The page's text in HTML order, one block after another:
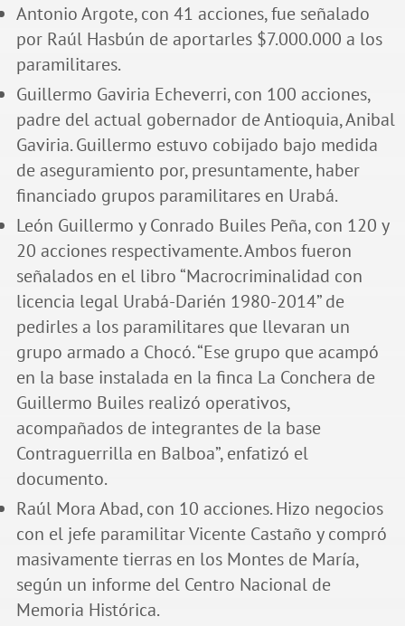
Antonio Argote, con 41 acciones, fue señalado
por Raúl Hasbún de aportarles $7.000.000 a los
paramilitares.
Guillermo Gaviria Echeverri, con 100 acciones,
padre del actual gobernador de Antioquia, Anibal
Gaviria. Guillermo estuvo cobijado bajo medida
de aseguramiento por, presuntamente, haber
financiado grupos paramilitares en Urabá.
León Guillermo y Conrado Builes Peña, con 120 y
20 acciones respectivamente. Ambos fueron
señalados en el libro “Macrocriminalidad con
licencia legal Urabá-Darién 1980-2014” de
pedirles a los paramilitares que llevaran un
grupo armado a Chocó. “Ese grupo que acampó
en la base instalada en la finca La Conchera de
Guillermo Builes realizó operativos,
acompañados de integrantes de la base
Contraguerrilla en Balboa”, enfatizó el
documento.
Raúl Mora Abad, con 10 acciones. Hizo negocios
con el jefe paramilitar Vicente Castaño y compró
masivamente tierras en los Montes de María,
según un informe del Centro Nacional de
Memoria Histórica.